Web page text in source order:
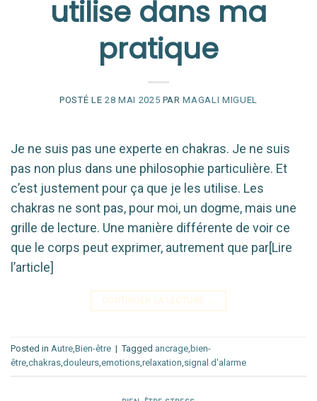
utilise dans ma
pratique
POSTÉ LE 28 MAI 2025 PARMAGALI MIGUEL
Je ne suis pas une experte en chakras. Je ne suis
pas non plus dans une philosophie particulière. Et
c’est justement pour ça que je les utilise. Les
chakras ne sont pas, pour moi, un dogme, mais une
grille de lecture. Une manière différente de voir ce
que le corps peut exprimer, autrement que par[Lire
l’article]
Posted in Autre,Bien-être | Tagged ancrage, bien-
être,chakras,douleurs,emotions,relaxation,signal d'alarme